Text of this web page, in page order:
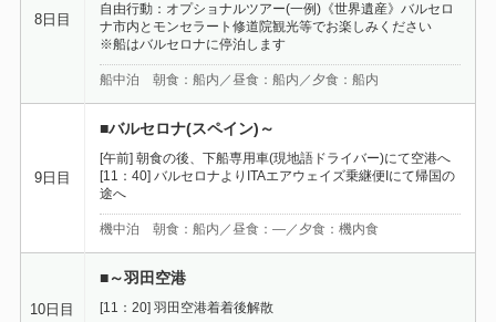
8日目
自由行動：オプショナルツアー(一例)《世界遺産》バルセロ
ナ市内とモンセラート修道院観光等でお楽しみください
※船はバルセロナに停泊します
船中泊 朝食：船内／昼食：船内／夕食：船内
9日目
■バルセロナ(スペイン)～
[午前] 朝食の後、下船専用車(現地語ドライバー)にて空港へ
[11：40] バルセロナよりITAエアウェイズ乗継便Iにて帰国の
途へ
機中泊 朝食：船内／昼食：―／夕食：機内食
10日目
■～羽田空港
[11：20] 羽田空港着着後解散